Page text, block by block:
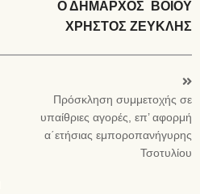
Ο ΔΗΜΑΡΧΟΣ ΒΟΪΟΥ
ΧΡΗΣΤΟΣ ΖΕΥΚΛΗΣ
Πρόσκληση συμμετοχής σε
υπαίθριες αγορές, επ’ αφορμή
α΄ετήσιας εμποροπανήγυρης
Τσοτυλίου